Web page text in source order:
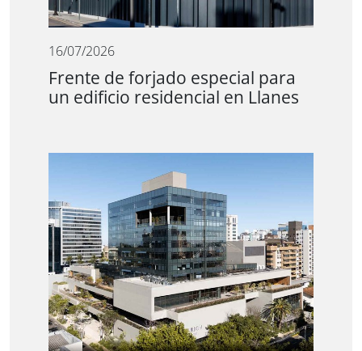
16/07/2026
Frente de forjado especial para
un edificio residencial en Llanes